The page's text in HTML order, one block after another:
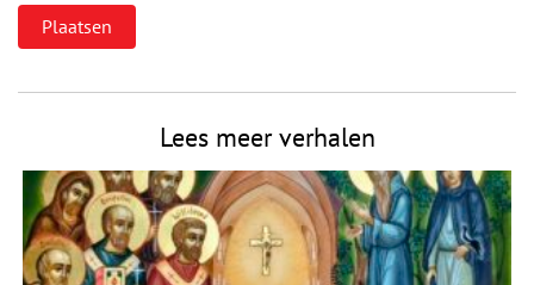
Lees meer verhalen